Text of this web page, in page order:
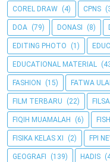
COREL DRAW (4) CPNS
DOA (79) DONASI (8)
EDITING PHOTO (1)
EDUCATIONAL MATERIAL
FASHION (15) FATWA
FILM TERBARU (22)
FIQIH MUAMALAH (6)
FISIKA KELAS XI (2) FPI
GEOGRAFI (139) HADIS